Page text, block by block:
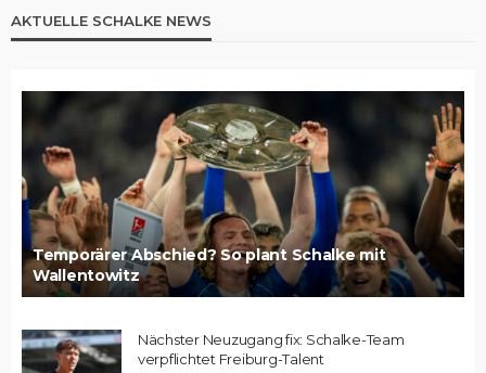
AKTUELLE SCHALKE NEWS
Temporärer Abschied? So plant Schalke mit
Wallentowitz
Nächster Neuzugang fix: Schalke-Team
verpflichtet Freiburg-Talent